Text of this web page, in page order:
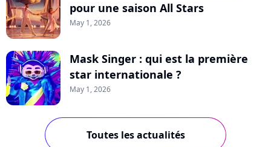
pour une saison All Stars
May 1, 2026
Mask Singer : qui est la première
star internationale ?
May 1, 2026
Toutes les actualités